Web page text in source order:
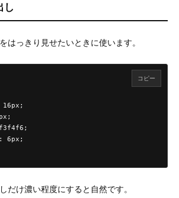
し
はっきり見せたいときに使います。
16px;
6px;
コピー
だけ濃い程度にすると自然です。